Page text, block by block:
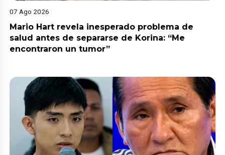
07 Ago 2026
Mario Hart revela inesperado problema de
salud antes de separarse de Korina: “Me
encontraron un tumor”